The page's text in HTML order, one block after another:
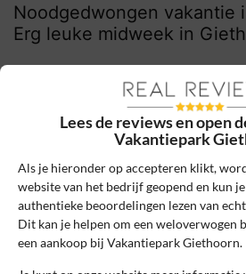
Noodgedwongen vakantie
Erg leuke midweek in
Review handmatig gecontroleerd
Bekijk ons beleid
Reageer
Schrijf een review
Het e-mailadres en
Lees de reviews en open
Vakantiepark
Als je hieronder op accepteren klikt,
website van het bedrijf geopend en kun
authentieke beoordelingen lezen van
Dit kan je helpen om een weloverwogen
een aankoop bij Vakantiepark Giethoorn.